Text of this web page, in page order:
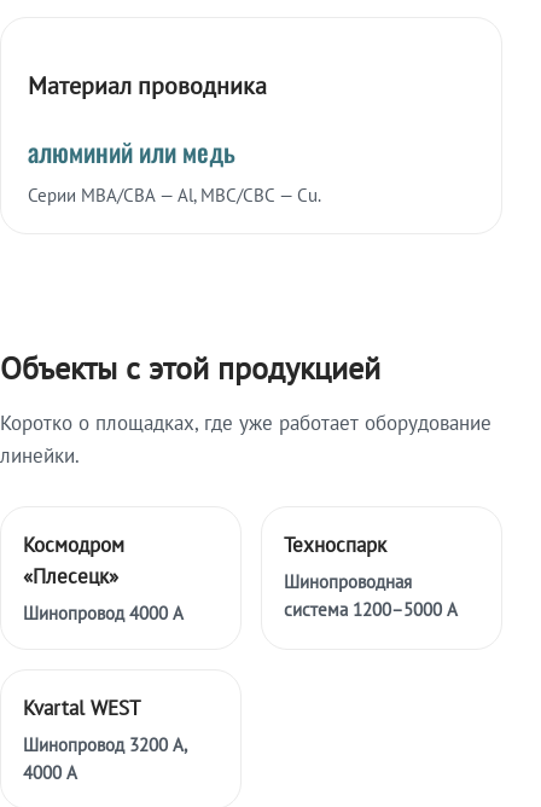
Материал проводника
алюминий или медь
Серии МВА/СВА — Al, МВС/СВС — Cu.
Объекты с этой продукцией
Коротко о площадках, где уже работает оборудование
линейки.
Космодром
«Плесецк»
Шинопровод 4000 А
Техноспарк
Шинопроводная
система 1200–5000 А
Kvartal WEST
Шинопровод 3200 А,
4000 А